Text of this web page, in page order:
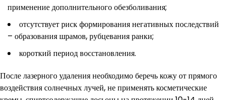
применение дополнительного обезболивания;
отсутствует риск формирования негативных последствий
– образования шрамов, рубцевания ранки;
короткий период восстановления.
После лазерного удаления необходимо беречь кожу от прямого
воздействия солнечных лучей, не применять косметические